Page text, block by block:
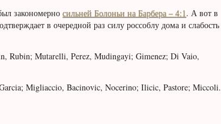
закономерносильней Болоньи на Барбера – 4:1. А вот в
в очередной раз силу россоблу дома и слабость
Rubin; Mutarelli, Perez, Mudingayi; Gimenez; Di Vaio,
Migliaccio, Bacinovic, Nocerino; Ilicic, Pastore; Miccoli.